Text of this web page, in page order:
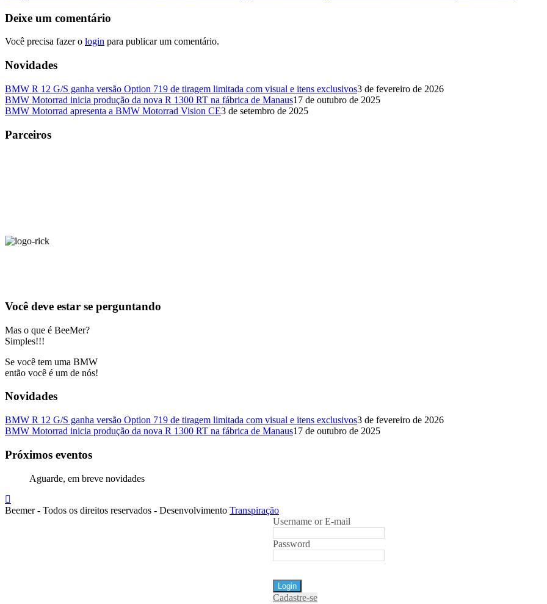
Deixe um comentário
Você precisa fazer o login para publicar um comentário.
Novidades
BMW R 12 G/S ganha versão Option 719 de tiragem limitada com visual e itens exclusivos3 de fevereiro de 2026
BMW Motorrad inicia produção da nova R 1300 RT na fábrica de Manaus17 de outubro de 2025
BMW Motorrad apresenta a BMW Motorrad Vision CE3 de setembro de 2025
Parceiros
Você deve estar se perguntando
Mas o que é BeeMer?
Simples!!!
Se você tem uma BMW
então você é um de nós!
Novidades
BMW R 12 G/S ganha versão Option 719 de tiragem limitada com visual e itens exclusivos3 de fevereiro de 2026
BMW Motorrad inicia produção da nova R 1300 RT na fábrica de Manaus17 de outubro de 2025
Próximos eventos
Aguarde, em breve novidades
Beemer - Todos os direitos reservados - Desenvolvimento Transpiração
Username or E-mail
Password
Cadastre-se